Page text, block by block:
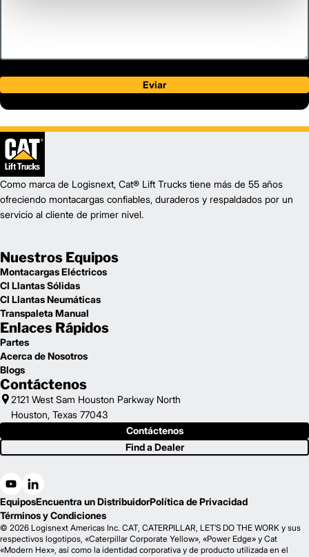
Eviar
Como marca de Logisnext, Cat® Lift Trucks tiene más de 55 años
ofreciendo montacargas confiables, duraderos y respaldados por un
servicio al cliente de primer nivel.
Nuestros Equipos
Montacargas Eléctricos
CI Llantas Sólidas
CI Llantas Neumáticas
Transpaleta Manual
Enlaces Rápidos
Partes
Acerca de Nosotros
Blogs
Contáctenos
2121 West Sam Houston Parkway North
Houston, Texas 77043
Contáctenos
Find a Dealer
EquiposEncuentra un DistribuidorPolítica de Privacidad
Términos y Condiciones
© 2026 Logisnext Americas Inc. CAT, CATERPILLAR, LET’S DO THE WORK y sus
respectivos logotipos, «Caterpillar Corporate Yellow», «Power Edge» y Cat
«Modern Hex», así como la identidad corporativa y de producto utilizada en el